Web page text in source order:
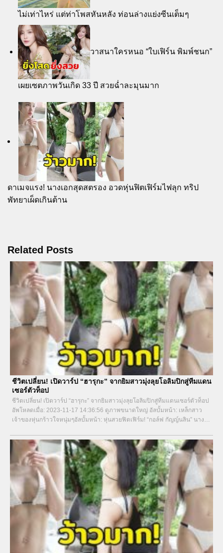
ไม่เท่าไหร่ แต่ท่าโพสหันหลัง ท่อนล่างแย่งซีนเต็มๆ
วาสนาใครหนอ “ใบเฟิร์น พิมพ์ชนก”
เผยเซตภาพวันเกิด 33 ปี สวยฉ่ำละมุนมาก
ดาเมจแรง! นางเอกสุดสตรอง อวดหุ่นฟิตเฟิร์มไฟลุก ทริป
พัทยาเผ็ดเกินต้าน
Related Posts
ชีวิตเปลี่ยน! เปิดวาร์ป “ฮารุกะ” จากยิมสาวมุ่งลุยโอลิมปิกสู่ทีมแดน
เซอร์ตัวท็อป
ชีวิตเปลี่ยน! เปิดวาร์ป “ฮารุกะ” จากยิมสาวมุ่งลุยโอลิมปิกสู่ทีมแดนเซอร์ตัวท็อป
อัพโหลดเมื่อ: 2023-11-17 14:36:56 ดูภาพขนาดใหญ่ อัลบั้มหน้า: เหล็กสาว
เจ้าของหุ่นกร้าวใจหนุ่มๆอัลบั้มหน้า: หุ่นสวยฟิตเฟิร์ม! “กอล์ฟ กัญญ์นลิน” นางฟ้า